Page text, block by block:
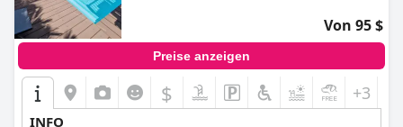
Von 95 $
Preise anzeigen
$ +3
INFO